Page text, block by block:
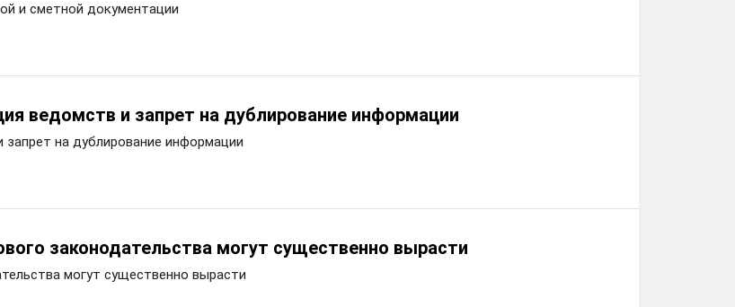
и сметной документации
ведомств и запрет на дублирование информации
на дублирование информации
законодательства могут существенно вырасти
могут существенно вырасти